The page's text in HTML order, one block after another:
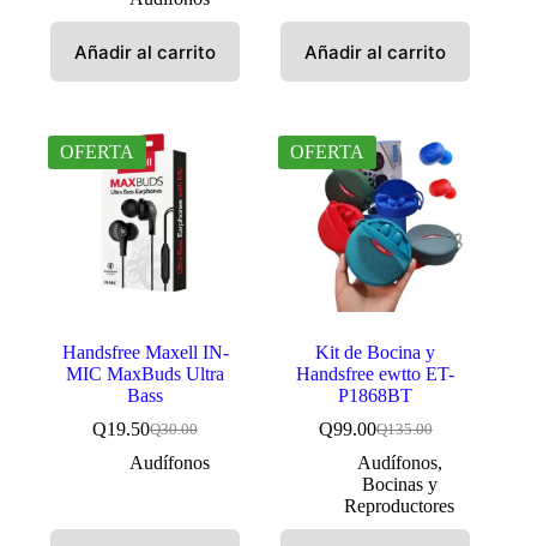
Añadir al carrito
era:
es:
Añadir al carrito
OFERTA
Handsfree Maxell IN-
MIC MaxBuds Ultra
Bass
Q30.00
El
precio
Q30.00.
Q19.50El
precio
Q19.50.
Audífonos
OFERTA
Kit de Bocina y
Handsfree ewtto ET-
P1868BT
Q135.00
El
precio
original
era:
Q135.00.
Q99.00El
precio
actual
es:
Q99.00.
Audífonos,
Bocinas y
Reproductores